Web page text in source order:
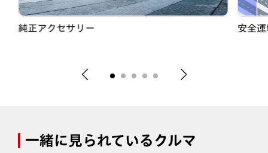
純正アクセサリー 安全
一緒に見られているクルマ